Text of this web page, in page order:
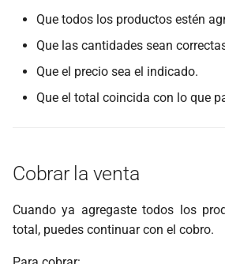
Que todos los productos estén
Que las cantidades sean
Que el precio sea el indicado.
Que el total coincida con lo que
Cobrar la venta
Cuando ya agregaste todos los
total, puedes continuar con el cobro.